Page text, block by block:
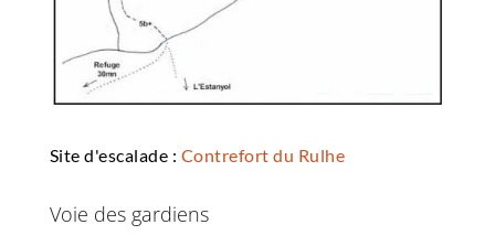
Site d'escalade : Contrefort du Rulhe
Voie des gardiens